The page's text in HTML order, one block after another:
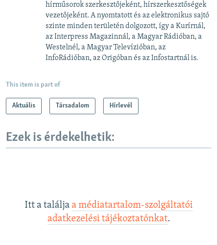
hírműsorok szerkesztőjeként, hírszerkesztőségek
vezetőjeként. A nyomtatott és az elektronikus sajtó
szinte minden területén dolgozott, így a Kurírnál,
az Interpress Magazinnál, a Magyar Rádióban, a
Westelnél, a Magyar Televízióban, az
InfoRádióban, az Origóban és az Infostartnál is.
This item is part of
Aktuális Társadalom Hírlevél
Ezek is érdekelhetik:
Itt a találja a médiatartalom-szolgáltatói
adatkezelési tájékoztatónkat.